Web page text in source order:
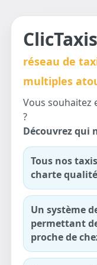
ClicTaxis
réseau de
multiples
Vous souhaitez
?
Découvrez qui
Tous nos
charte
Un système
permettant
proche de